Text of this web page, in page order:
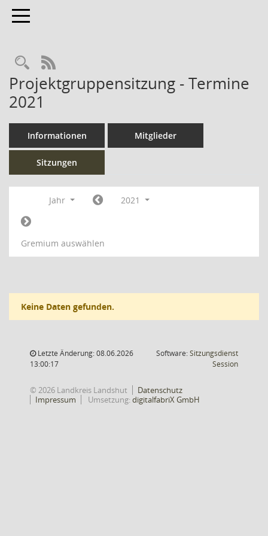
Toggle navigation
Rechercheauswahl
RSS-Feed
Projektgruppensitzung - Termine
2021
Informationen Mitglieder
Sitzungen
Jahr 2021
Gremium auswählen
Keine Daten gefunden.
Letzte Änderung: 08.06.2026
13:00:17
Software:Sitzungsdienst
Session(Wird in
© 2026 Landkreis Landshut
Datenschutz
Impressum
Umsetzung:digitalfabriX GmbH